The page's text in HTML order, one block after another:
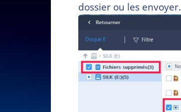
dossier ou les envoyer.